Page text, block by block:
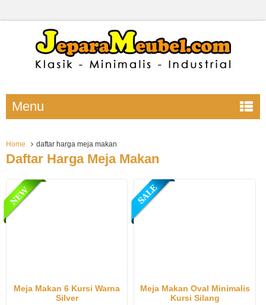
Menu
Home daftar harga meja makan
Daftar Harga Meja Makan
Meja Makan 6 Kursi Warna
Silver
Meja Makan Oval Minimalis
Kursi Silang